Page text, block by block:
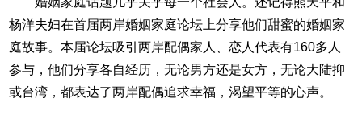
杨洋夫妇在首届两岸婚姻家庭论坛上分享他们甜蜜的婚姻家
庭故事。本届论坛吸引两岸配偶家人、恋人代表有160多人
参与，他们分享各自经历，无论男方还是女方，无论大陆抑
或台湾，都表达了两岸配偶追求幸福，渴望平等的心声。